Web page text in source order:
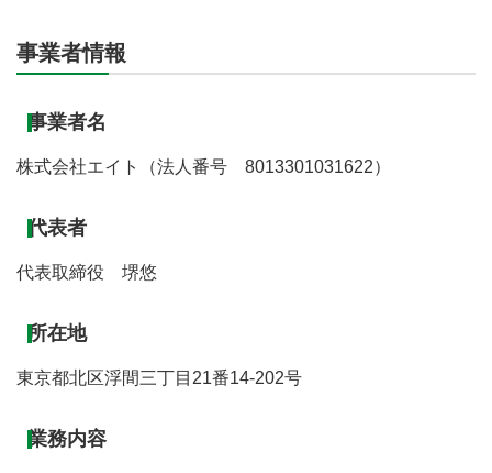
事業者情報
事業者名
株式会社エイト（法人番号 8013301031622）
代表者
代表取締役 堺悠
所在地
東京都北区浮間三丁目21番14-202号
業務内容